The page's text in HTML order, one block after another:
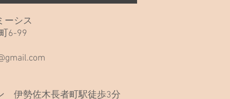
ーシス
6-99
伊勢佐木長者町駅徒歩3分